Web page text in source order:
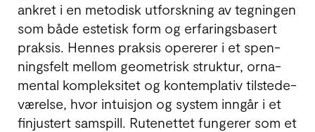
ankret i en metodisk utforskning av tegningen
som både estetisk form og erfarings­basert
praksis. Hennes praksis opererer i et spen­
nings­felt mellom geometrisk struktur, orna­
mental kom­pleksitet og kontemp­lativ til­stede­
værelse, hvor intuisjon og system inngår i et
fin­justert samspill. Rutenettet fungerer som et